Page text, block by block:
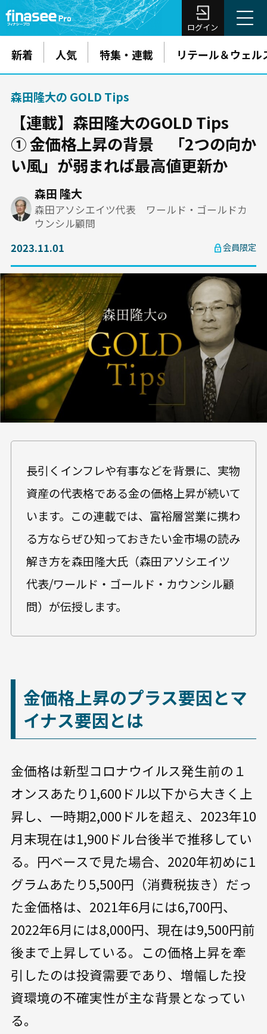
ログイン
新着 人気 特集・連載 リテール＆ウェル
森田隆大の GOLD Tips
【連載】森田隆大のGOLD Tips
① 金価格上昇の背景 「2つの向か
い風」が弱まれば最高値更新か
森田 隆大
森田アソシエイツ代表 ワールド・ゴールドカ
ウンシル顧問
2023.11.01
会員限定
長引くインフレや有事などを背景に、実物
資産の代表格である金の価格上昇が続いて
います。この連載では、富裕層営業に携わ
る方ならぜひ知っておきたい金市場の読み
解き方を森田隆大氏（森田アソシエイツ
代表/ワールド・ゴールド・カウンシル顧
問）が伝授します。
金価格上昇のプラス要因とマ
イナス要因とは
金価格は新型コロナウイルス発生前の１
オンスあたり1,600ドル以下から大きく上
昇し、一時期2,000ドルを超え、2023年10
月末現在は1,900ドル台後半で推移してい
る。円ベースで見た場合、2020年初めに1
グラムあたり5,500円（消費税抜き）だっ
た金価格は、2021年6月には6,700円、
2022年6月には8,000円、現在は9,500円前
後まで上昇している。この価格上昇を牽
引したのは投資需要であり、増幅した投
資環境の不確実性が主な背景となってい
る。